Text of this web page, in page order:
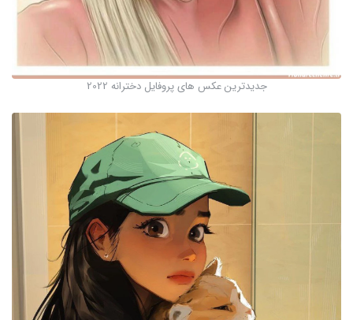
جدیدترین عکس های پروفایل دخترانه 2022